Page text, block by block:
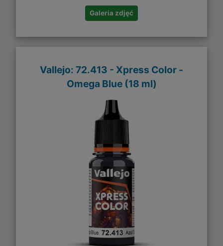
Galeria zdjęć
Vallejo: 72.413 - Xpress Color -
Omega Blue (18 ml)